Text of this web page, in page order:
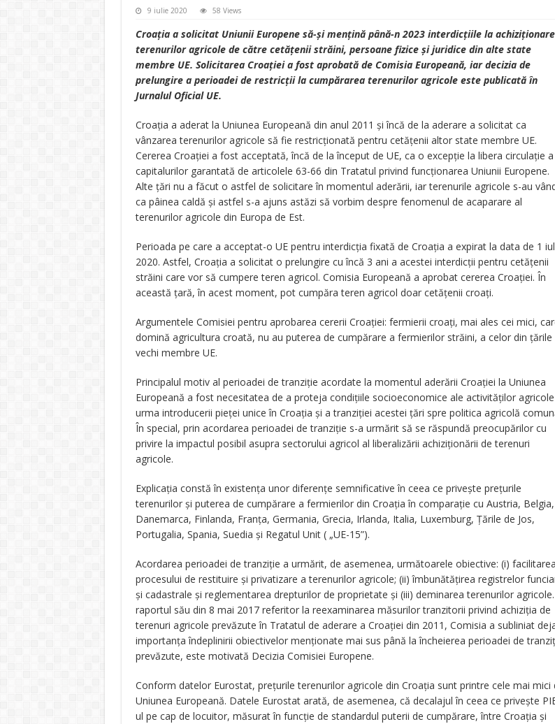
9 iulie 2020 58 Views
Croația a solicitat Uniunii Europene să-și mențină până-n 2023 interdicțiile la
terenurilor agricole de către cetățenii străini, persoane fizice și juridice din alte state
membre UE. Solicitarea Croației a fost aprobată de Comisia Europeană, iar decizia de
prelungire a perioadei de restricții la cumpărarea terenurilor agricole este publicată în
Jurnalul Oficial UE.
Croația a aderat la Uniunea Europeană din anul 2011 și încă de la aderare a solicitat ca
vânzarea terenurilor agricole să fie restricționată pentru cetățenii altor state membre UE.
Cererea Croației a fost acceptată, încă de la început de UE, ca o excepție la libera circulație a
capitalurilor garantată de articolele 63-66 din Tratatul privind funcționarea Uniunii Europene.
Alte țări nu a făcut o astfel de solicitare în momentul aderării, iar terenurile agricole s-au
ca pâinea caldă și astfel s-a ajuns astăzi să vorbim despre fenomenul de acaparare al
terenurilor agricole din Europa de Est.
Perioada pe care a acceptat-o UE pentru interdicția fixată de Croația a expirat la data de 1
2020. Astfel, Croația a solicitat o prelungire cu încă 3 ani a acestei interdicții pentru cetățenii
străini care vor să cumpere teren agricol. Comisia Europeană a aprobat cererea Croației. În
această țară, în acest moment, pot cumpăra teren agricol doar cetățenii croați.
Argumentele Comisiei pentru aprobarea cererii Croației: fermierii croați, mai ales cei mici,
domină agricultura croată, nu au puterea de cumpărare a fermierilor străini, a celor din țările
vechi membre UE.
Principalul motiv al perioadei de tranziție acordate la momentul aderării Croației la Uniunea
Europeană a fost necesitatea de a proteja condițiile socioeconomice ale activităților
urma introducerii pieței unice în Croația și a tranziției acestei țări spre politica agricolă
În special, prin acordarea perioadei de tranziție s-a urmărit să se răspundă preocupărilor cu
privire la impactul posibil asupra sectorului agricol al liberalizării achiziționării de terenuri
agricole.
Explicația constă în existența unor diferențe semnificative în ceea ce privește prețurile
terenurilor și puterea de cumpărare a fermierilor din Croația în comparație cu Austria, Belgia,
Danemarca, Finlanda, Franța, Germania, Grecia, Irlanda, Italia, Luxemburg, Țările de Jos,
Portugalia, Spania, Suedia și Regatul Unit ( „UE-15”).
Acordarea perioadei de tranziție a urmărit, de asemenea, următoarele obiective: (i) facilitarea
procesului de restituire și privatizare a terenurilor agricole; (ii) îmbunătățirea registrelor
și cadastrale și reglementarea drepturilor de proprietate și (iii) deminarea terenurilor
raportul său din 8 mai 2017 referitor la reexaminarea măsurilor tranzitorii privind achiziția de
terenuri agricole prevăzute în Tratatul de aderare a Croației din 2011, Comisia a subliniat
importanța îndeplinirii obiectivelor menționate mai sus până la încheierea perioadei de
prevăzute, este motivată Decizia Comisiei Europene.
Conform datelor Eurostat, prețurile terenurilor agricole din Croația sunt printre cele mai mici
Uniunea Europeană. Datele Eurostat arată, de asemenea, că decalajul în ceea ce privește
ul pe cap de locuitor, măsurat în funcție de standardul puterii de cumpărare, între Croația și